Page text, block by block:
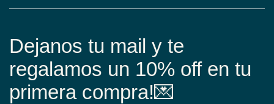
Dejanos tu mail y te
regalamos un 10% off en tu
primera compra!💌